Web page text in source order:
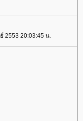
2553 20:03:45 น.